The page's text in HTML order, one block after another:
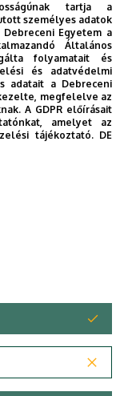
tartja a
személyes adatok
Egyetem a
Általános
folyamatait és
és adatvédelmi
adatait a Debreceni
megfelelve az
A GDPR előírásait
amelyet az
tájékoztató. DE